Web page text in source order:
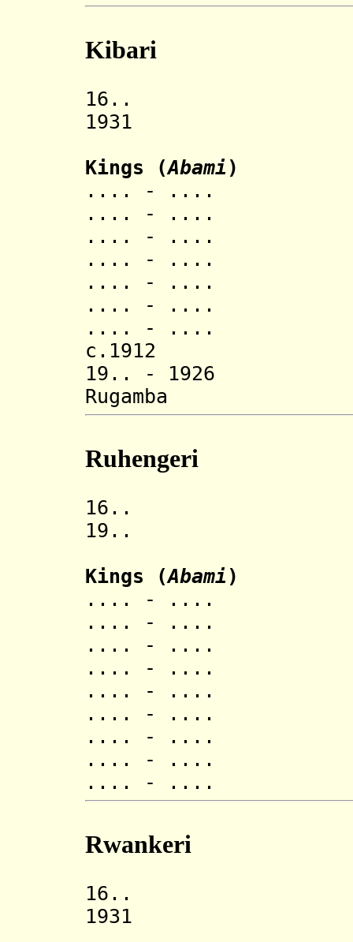
Kibari
16..
1931
Kings (Abami )
.... - ....
.... - ....
.... - ....
.... - ....
.... - ....
.... - ....
.... - ....
c.1912
19.. -
Ruhengeri
16..
19..
Kings (Abami )
.... - ....
.... - ....
.... - ....
.... - ....
.... - ....
.... - ....
.... - ....
.... - ....
.... - ....
Rwankeri
16..
1931